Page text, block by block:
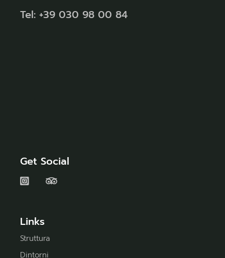
Tel: +39 030 98 00 84
Get Social
Links
Struttura
Dintorni